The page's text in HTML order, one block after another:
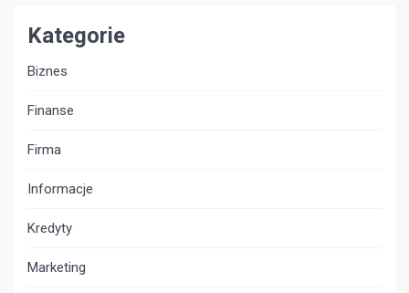
Kategorie
Biznes
Finanse
Firma
Informacje
Kredyty
Marketing